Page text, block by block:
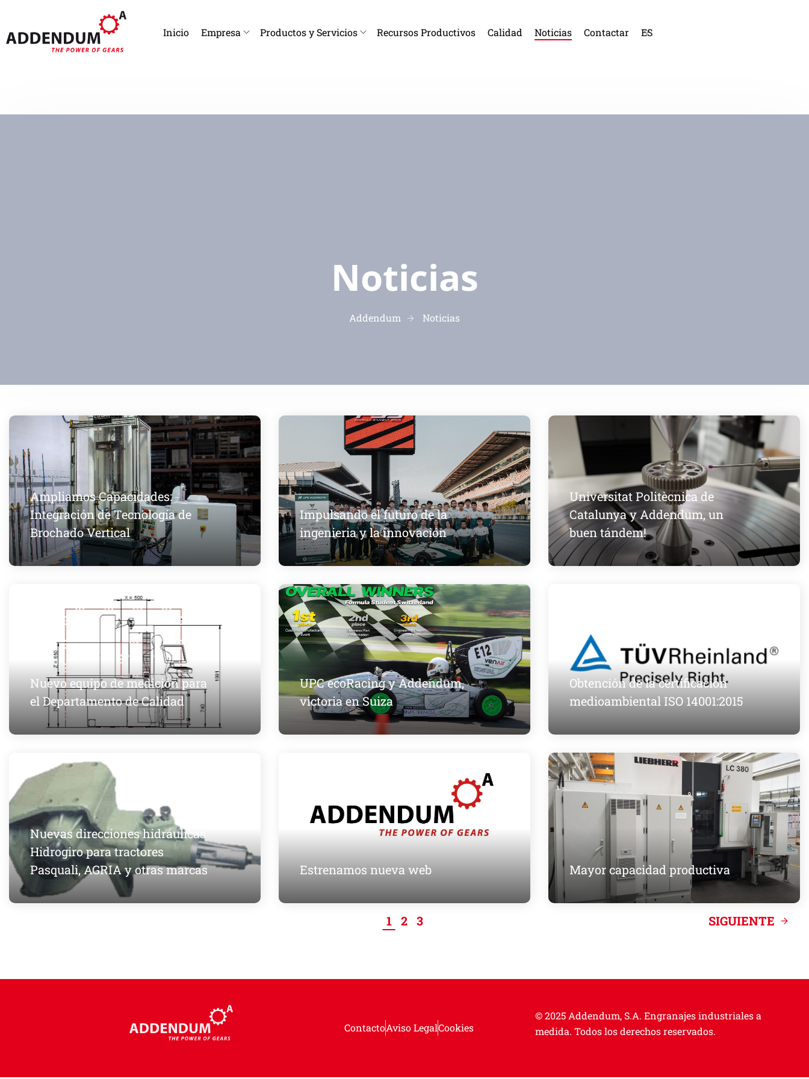
Inicio Empresa Productos y Servicios Recursos Productivos Calidad Noticias Contactar ES
Noticias
Addendum Noticias
Ampliamos Capacidades:
Integración de Tecnología de
Brochado Vertical
Impulsando el futuro de la
ingenieria y la innovación
Universitat Politècnica de
Catalunya y Addendum, un
buen tándem!
Nuevo equipo de medición para
el Departamento de Calidad
UPC ecoRacing y Addendum,
victoria en Suiza
Obtención de la certificación
medioambiental ISO 14001:2015
Nuevas direcciones hidráulicas
Hidrogiro para tractores
Pasquali, AGRIA y otras marcas
Estrenamos nueva web Mayor capacidad productiva
1 2 3 SIGUIENTE
ContactoAviso LegalCookies
© 2025 Addendum, S.A. Engranajes industriales a
medida. Todos los derechos reservados.